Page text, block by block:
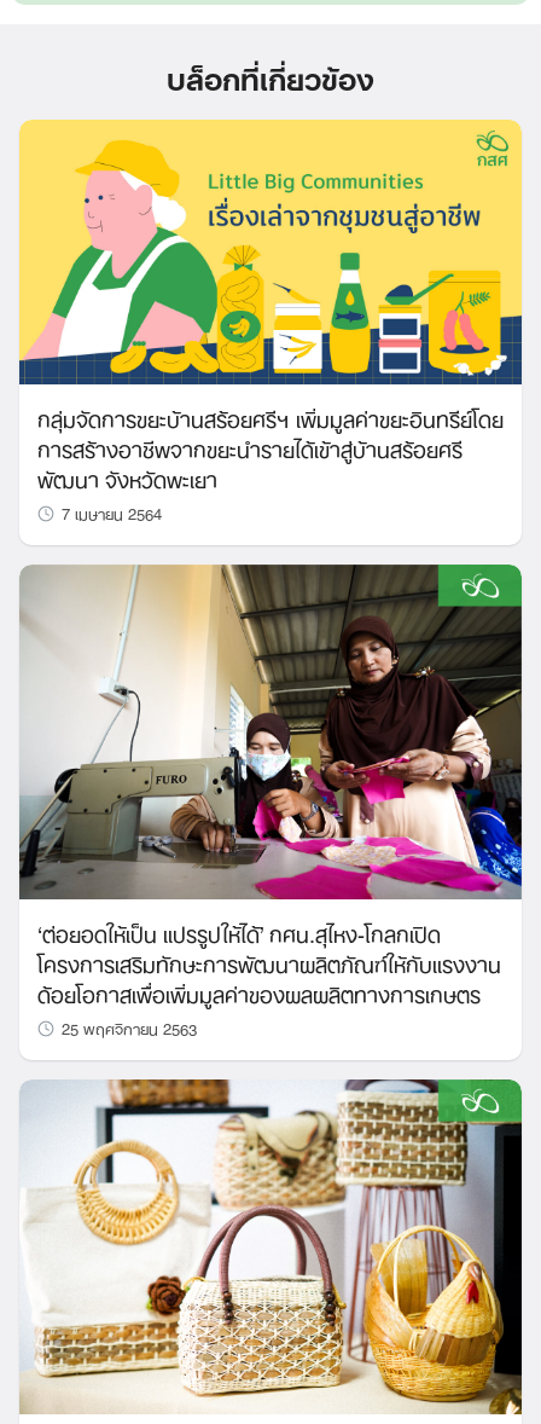
for:
บล็อกที่เกี่ยวข้อง
กลุ่มจัดการขยะบ้านสร้อยศรีฯ เพิ่มมูลค่าขยะอินทรีย์โดย
การสร้างอาชีพจากขยะนำรายได้เข้าสู่บ้านสร้อยศรี
พัฒนา จังหวัดพะเยา
7 เมษายน 2564
‘ต่อยอดให้เป็น แปรรูปให้ได้’ กศน.สุไหง-โกลกเปิด
โครงการเสริมทักษะการพัฒนาผลิตภัณฑ์ให้กับแรงงาน
ด้อยโอกาสเพื่อเพิ่มมูลค่าของผลผลิตทางการเกษตร
25 พฤศจิกายน 2563